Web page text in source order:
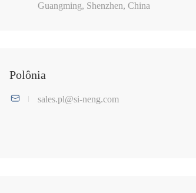
Guangming, Shenzhen, China
Polônia
sales.pl@si-neng.com